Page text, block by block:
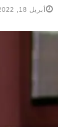
أبريل 18, 2022